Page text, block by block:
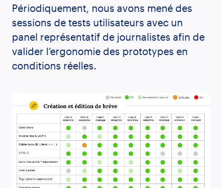
Périodiquement, nous avons mené des
sessions de tests utilisateurs avec un
panel représentatif de journalistes afin de
valider l’ergonomie des prototypes en
conditions réelles.